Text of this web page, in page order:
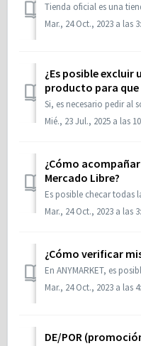
Mar., 24 Oct., 2023 a las
¿Es posible excluir
producto para que
Mié., 23 Jul., 2025 a las
¿Cómo
Mercado Libre?
Mar., 24 Oct., 2023 a las
¿Cómo verificar
Mar., 24 Oct., 2023 a las
DE/POR